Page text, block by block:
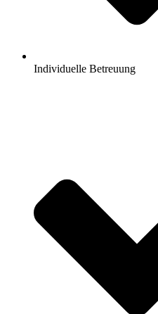
Individuelle Betreuung